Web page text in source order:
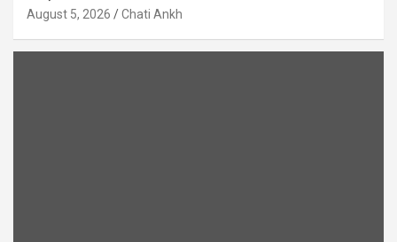
August 5, 2026 Chati Ankh